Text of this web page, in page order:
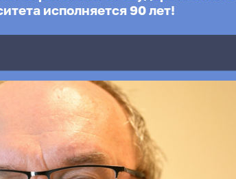
исполняется 90 лет!